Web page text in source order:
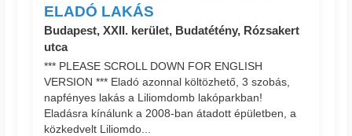
ELADÓ LAKÁS
Budapest, XXII. kerület, Budatétény, Rózsakert
utca
*** PLEASE SCROLL DOWN FOR ENGLISH
VERSION *** Eladó azonnal költözhető, 3 szobás,
napfényes lakás a Liliomdomb lakóparkban!
Eladásra kínálunk a 2008-ban átadott épületben, a
közkedvelt Liliomdo...